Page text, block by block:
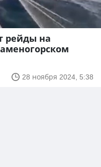
рейды на
28 ноября 2024, 5:38